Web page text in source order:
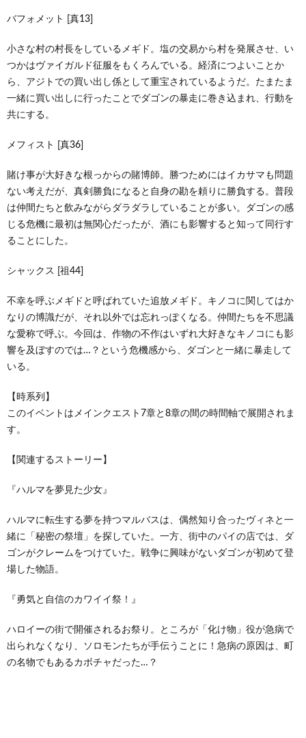
バフォメット [真13]
小さな村の村長をしているメギド。塩の交易から村を発展させ、い
つかはヴァイガルド征服をもくろんでいる。経済につよいことか
ら、アジトでの買い出し係として重宝されているようだ。たまたま
一緒に買い出しに行ったことでダゴンの暴走に巻き込まれ、行動を
共にする。
メフィスト [真36]
賭け事が大好きな根っからの賭博師。勝つためにはイカサマも問題
ない考えだが、真剣勝負になると自身の勘を頼りに勝負する。普段
は仲間たちと飲みながらダラダラしていることが多い。ダゴンの感
じる危機に最初は無関心だったが、酒にも影響すると知って同行す
ることにした。
シャックス [祖44]
不幸を呼ぶメギドと呼ばれていた追放メギド。キノコに関してはか
なりの博識だが、それ以外では忘れっぽくなる。仲間たちを不思議
な愛称で呼ぶ。今回は、作物の不作はいずれ大好きなキノコにも影
響を及ぼすのでは…？という危機感から、ダゴンと一緒に暴走して
いる。
【時系列】
このイベントはメインクエスト7章と8章の間の時間軸で展開されま
す。
【関連するストーリー】
『ハルマを夢見た少女』
ハルマに転生する夢を持つマルバスは、偶然知り合ったヴィネと一
緒に「秘密の祭壇」を探していた。一方、街中のパイの店では、ダ
ゴンがクレームをつけていた。戦争に興味がないダゴンが初めて登
場した物語。
『勇気と自信のカワイイ祭！』
ハロイーの街で開催されるお祭り。ところが「化け物」役が急病で
出られなくなり、ソロモンたちが手伝うことに！急病の原因は、町
の名物でもあるカボチャだった…？